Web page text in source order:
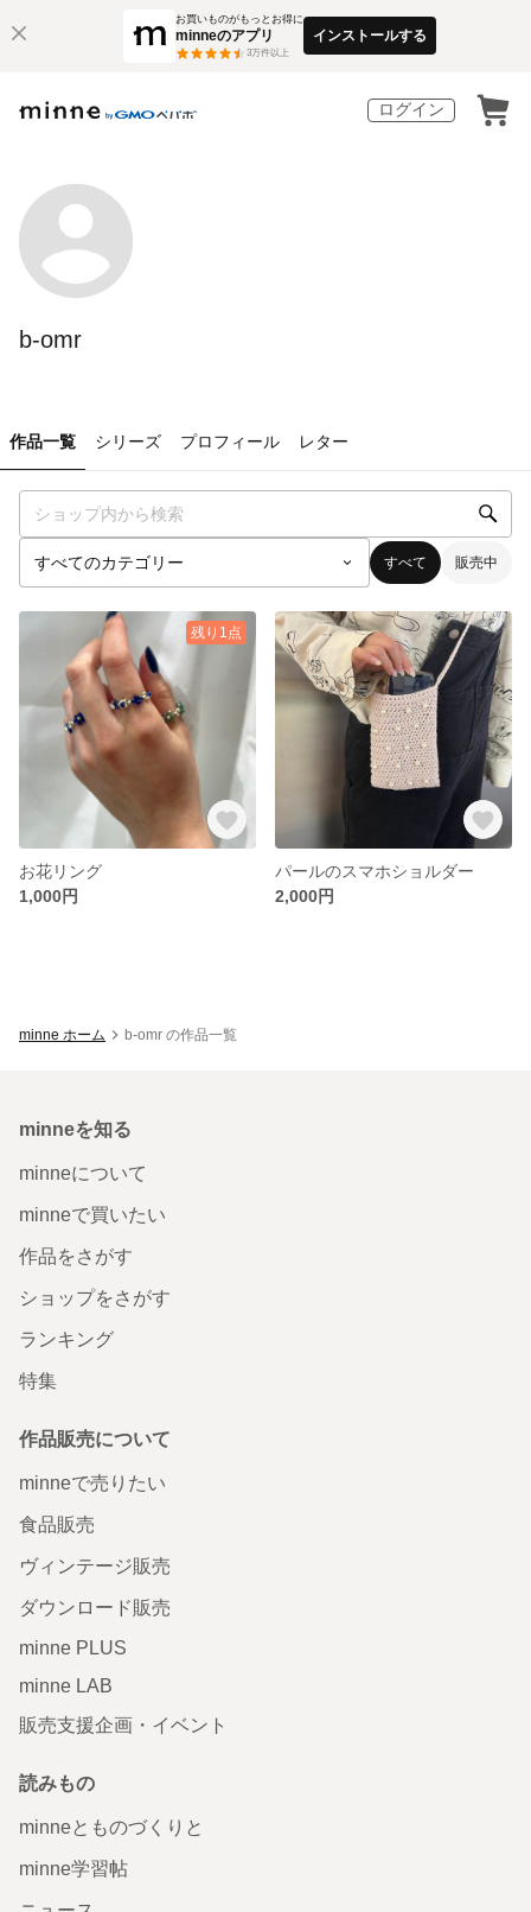
お買いものがもっとお得に
minneのアプリ
3万件以上
インストールする
ログイン
b-omr
作品一覧 シリーズ プロフィール レター
すべて 販売中
残り1点
お花リング
1,000円
パールのスマホショルダー
2,000円
minne ホーム b-omr の作品一覧
minneを知る
minneについて
minneで買いたい
作品をさがす
ショップをさがす
ランキング
特集
作品販売について
minneで売りたい
食品販売
ヴィンテージ販売
ダウンロード販売
minne PLUS
minne LAB
販売支援企画・イベント
読みもの
minneとものづくりと
minne学習帖